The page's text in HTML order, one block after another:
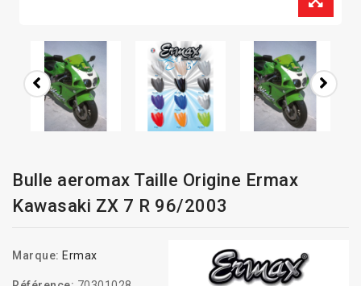
Bulle aeromax Taille Origine Ermax
Kawasaki ZX 7 R 96/2003
Marque: Ermax